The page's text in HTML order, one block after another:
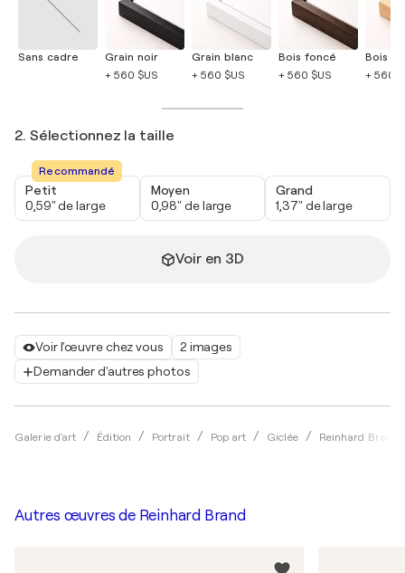
Voir l'œuvre chez vous
2 images
Demander d'autres photos
Galerie d'art Édition Portrait Pop art Giclée Reinhard Brand
Sans cadre
Grain noir
+ 560 $US
Grain blanc
+ 560 $US
Bois foncé
+ 560 $US
Bois
+ 560
2. Sélectionnez la taille
Recommandé
Petit
0,59" de large
Moyen
0,98" de large
Grand
1,37" de large
Voir en 3D
Autres œuvres de Reinhard Brand